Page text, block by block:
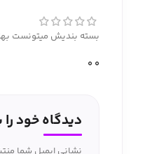
بسته بندیش میتونست
0
0
دیدگاه خود
نشانی ایمیل شما